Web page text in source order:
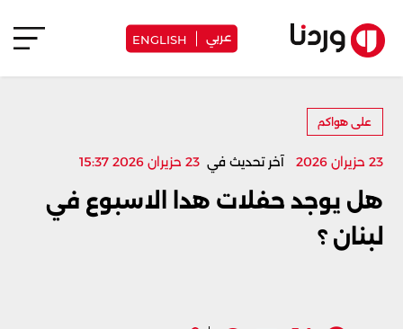
عربي ENGLISH
على هواكم
23 حزيران 2026 آخر تحديث في 23 حزيران 2026 15:37
هل يوجد حفلات هدا الاسبوع في
لبنان ؟